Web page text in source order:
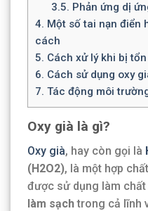
3.5. Phản ứng dị
4. Một số tai nạn điển
cách
5. Cách xử lý khi bị
6. Cách sử dụng oxy
7. Tác động môi
Oxy già là gì?
Oxy già, hay còn gọi là
(H2O2), là một hợp
được sử dụng làm chất
làm sạchtrong cả lĩnh